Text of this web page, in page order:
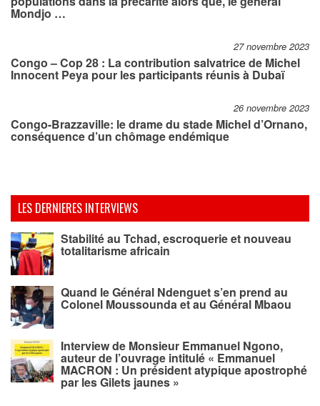
Mondjo …
27 novembre 2023
Congo – Cop 28 : La contribution salvatrice de Michel
Innocent Peya pour les participants réunis à Dubaï
26 novembre 2023
Congo-Brazzaville: le drame du stade Michel d’Ornano,
conséquence d’un chômage endémique
LES DERNIERES INTERVIEWS
Stabilité au Tchad, escroquerie et nouveau
totalitarisme africain
Quand le Général Ndenguet s’en prend au
Colonel Moussounda et au Général Mbaou
Interview de Monsieur Emmanuel Ngono,
auteur de l’ouvrage intitulé « Emmanuel
MACRON : Un président atypique apostrophé
par les Gilets jaunes »